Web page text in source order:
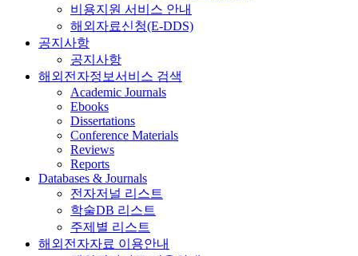
비용지원 서비스 안내
해외자료신청(E-DDS)
공지사항
공지사항
해외전자정보서비스 검색
Academic Journals
Ebooks
Dissertations
Conference Materials
Reviews
Reports
Databases & Journals
전자저널 리스트
학술DB 리스트
주제별 리스트
해외전자자료 이용안내